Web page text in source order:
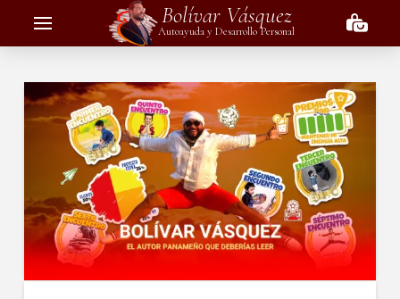
Bolívar Vásquez
Autoayuda y Desarrollo Personal